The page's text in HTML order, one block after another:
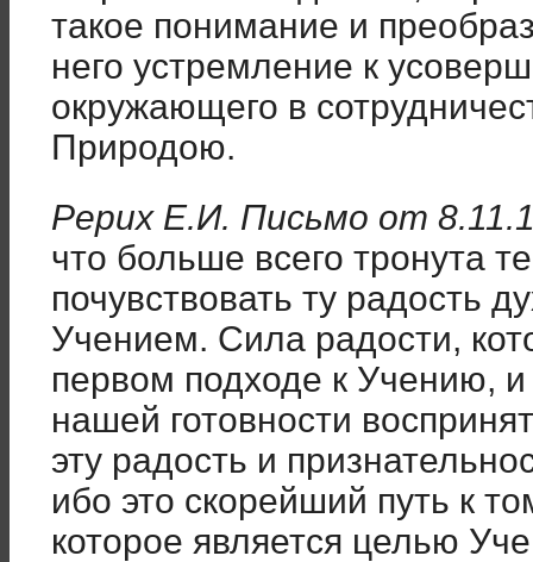
такое понимание и
него устремление к
окружающего в
Природою.
Рерих Е.И. Письмо от
что больше всего тронута
почувствовать ту радость
Учением. Сила радости,
первом подходе к Учению,
нашей готовности
эту радость и
ибо это скорейший путь к
которое является целью